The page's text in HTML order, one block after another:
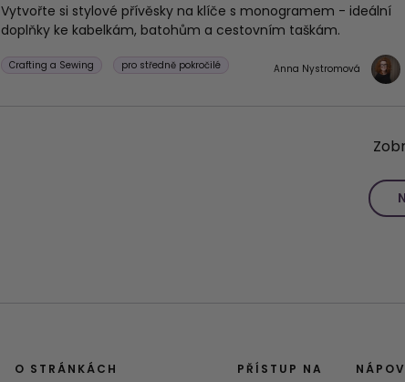
Vytvořte si stylové přívěsky na klíče s monogramem - ideální
doplňky ke kabelkám, batohům a cestovním taškám.
Crafting a Sewing pro středně pokročilé Anna Nystromová
O STRÁNKÁCH PŘÍSTUP NA